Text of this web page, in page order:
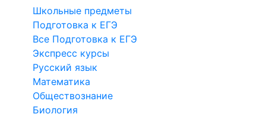
Школьные предметы
Подготовка к ЕГЭ
Все Подготовка к ЕГЭ
Экспресс курсы
Русский язык
Математика
Обществознание
Биология